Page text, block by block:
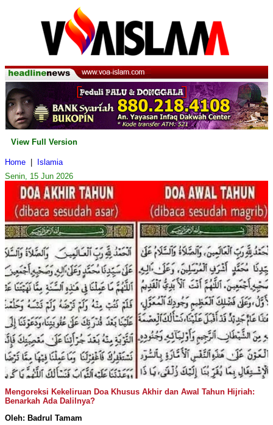
View Full Version
Home
Islamia
Senin, 15 Jun 2026
Mengoreksi Kekeliruan Doa Khusus Akhir dan Awal Tahun Hijriah:
Benarkah Ada Dalilnya?
Oleh: Badrul Tamam